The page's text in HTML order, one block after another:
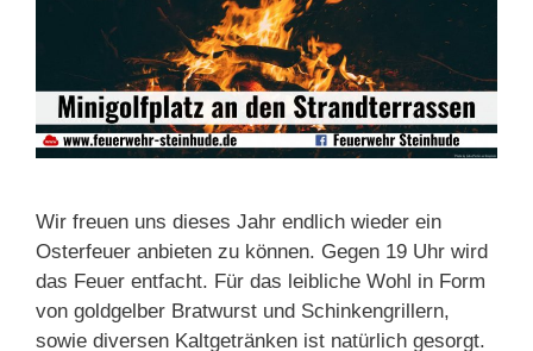
Wir freuen uns dieses Jahr endlich wieder ein
Osterfeuer anbieten zu können. Gegen 19 Uhr wird
das Feuer entfacht. Für das leibliche Wohl in Form
von goldgelber Bratwurst und Schinkengrillern,
sowie diversen Kaltgetränken ist natürlich gesorgt.